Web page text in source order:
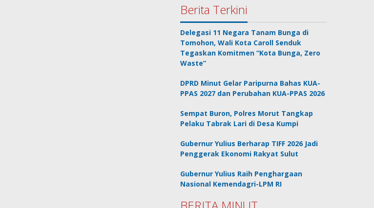
Berita Terkini
Delegasi 11 Negara Tanam Bunga di
Tomohon, Wali Kota Caroll Senduk
Tegaskan Komitmen “Kota Bunga, Zero
Waste”
DPRD Minut Gelar Paripurna Bahas KUA-
PPAS 2027 dan Perubahan KUA-PPAS 2026
Sempat Buron, Polres Morut Tangkap
Pelaku Tabrak Lari di Desa Kumpi
Gubernur Yulius Berharap TIFF 2026 Jadi
Penggerak Ekonomi Rakyat Sulut
Gubernur Yulius Raih Penghargaan
Nasional Kemendagri-LPM RI